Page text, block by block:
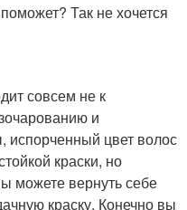
Так не хочется
совсем не к
и
испорченный цвет волос
краски, но
можете вернуть себе
краску. Конечно вы